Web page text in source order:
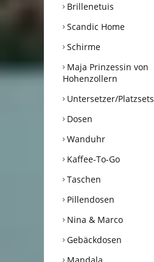
Brillenetuis
Scandic Home
Schirme
Maja Prinzessin von
Hohenzollern
Untersetzer/Platzsets
Dosen
Wanduhr
Kaffee-To-Go
Taschen
Pillendosen
Nina & Marco
Gebäckdosen